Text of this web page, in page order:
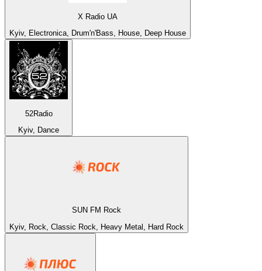
X Radio UA
Kyiv, Electronica, Drum'n'Bass, House, Deep House
52Radio
Kyiv, Dance
SUN FM Rock
Kyiv, Rock, Classic Rock, Heavy Metal, Hard Rock